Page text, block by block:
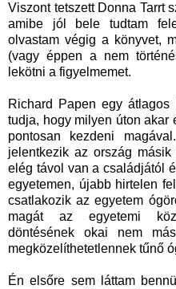
Viszont tetszett Donna Tarrt
amibe jól bele tudtam
olvastam végig a könyvet,
(vagy éppen a nem
lekötni a figyelmemet.
Richard Papen egy
tudja, hogy milyen úton akar
pontosan kezdeni
jelentkezik az ország
elég távol van a családjától
egyetemen, újabb hirtelen
csatlakozik az egyetem
magát az egyetemi
döntésének okai nem
megközelíthetetlennek tűnő
Én elsőre sem láttam